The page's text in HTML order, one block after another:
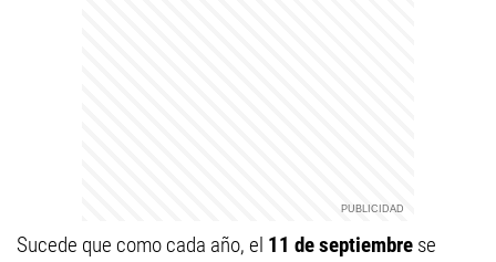
Sucede que como cada año, el 11 de septiembre se